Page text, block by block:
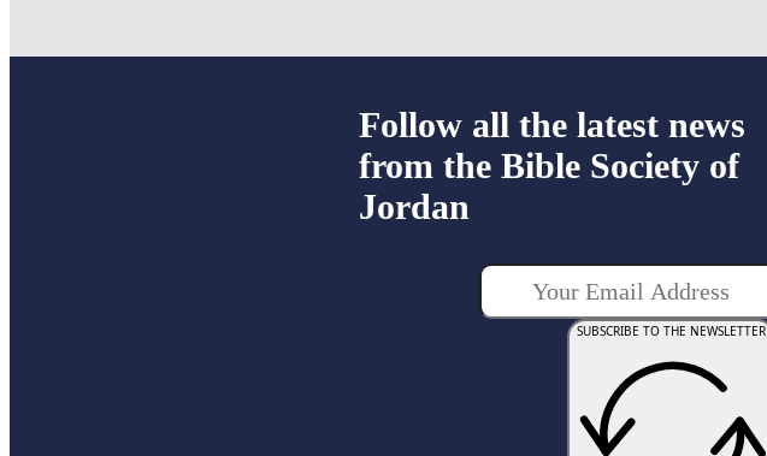
Follow all the latest news
from the Bible Society of
Jordan
SUBSCRIBE TO THE NEWSLETTER